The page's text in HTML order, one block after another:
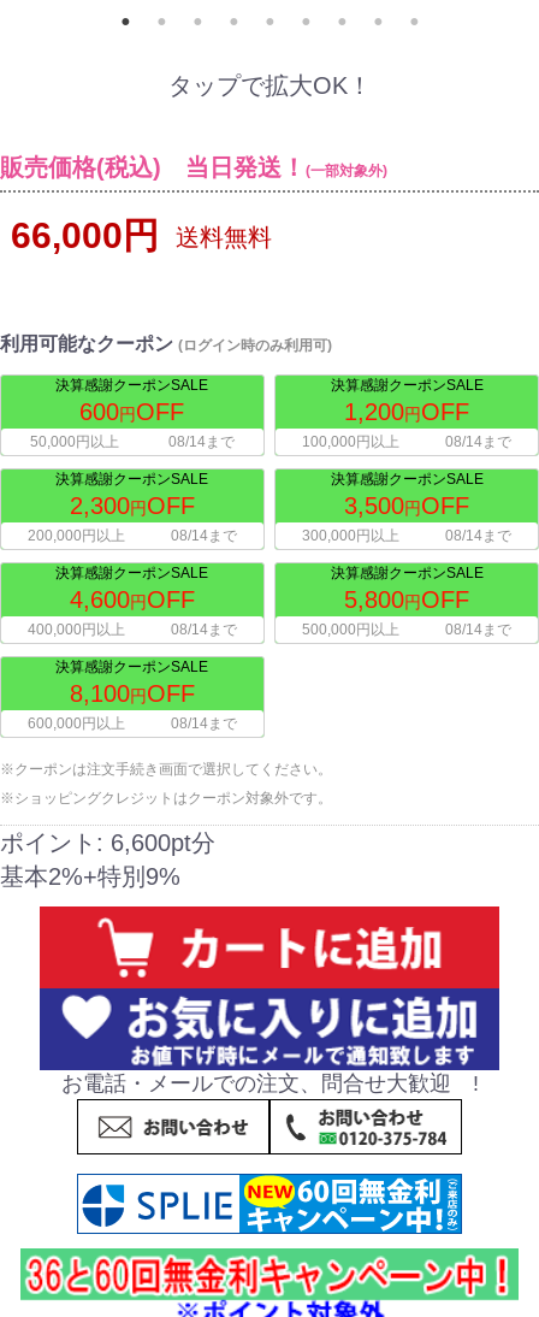
タップで拡大OK！
販売価格(税込) 当日発送！ (一部対象外)
66,000円 送料無料
利用可能なクーポン (ログイン時のみ利用可)
決算感謝クーポンSALE
600円OFF
50,000円以上 08/14まで
決算感謝クーポンSALE
1,200円OFF
100,000円以上 08/14まで
決算感謝クーポンSALE
2,300円OFF
200,000円以上 08/14まで
決算感謝クーポンSALE
3,500円OFF
300,000円以上 08/14まで
決算感謝クーポンSALE
4,600円OFF
400,000円以上 08/14まで
決算感謝クーポンSALE
5,800円OFF
500,000円以上 08/14まで
決算感謝クーポンSALE
8,100円OFF
600,000円以上 08/14まで
※クーポンは注文手続き画面で選択してください。
※ショッピングクレジットはクーポン対象外です。
ポイント: 6,600pt分
基本2%+特別9%
お電話・メールでの注文、問合せ大歓迎 !